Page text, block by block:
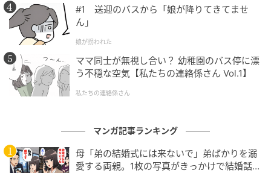
エキサイトニュース
#1 送迎のバスから「娘が降りてきてませ
ん」
娘が拐われた
ママ同士が無視し合い？ 幼稚園のバス停に漂
う不穏な空気【私たちの連絡係さん Vol.1】
私たちの連絡係さん
マンガ記事ランキング
母「弟の結婚式には来ないで」弟ばかりを溺
愛する両親。1枚の写真がきっかけで結婚話が